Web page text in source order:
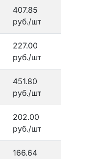
407.85
руб./шт
227.00
руб./шт
451.80
руб./шт
202.00
руб./шт
166.64